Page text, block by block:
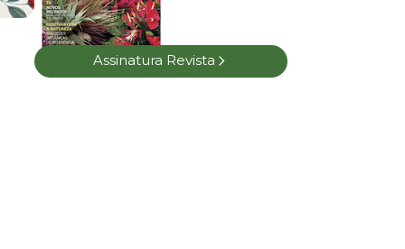
Assinatura Revista